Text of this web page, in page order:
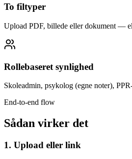
To filtyper
Upload PDF, billede eller dokument —
Rollebaseret synlighed
Skoleadmin, psykolog (egne noter),
End-to-end flow
Sådan virker det
1. Upload eller link